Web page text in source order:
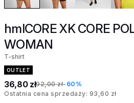
hmlCORE XK CORE
WOMAN
T-shirt
OUTLET
36,80 zł92,00 zł-60%
Ostatnia cena sprzedaży: 93,60 zł